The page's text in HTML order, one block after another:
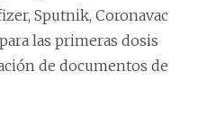
Sputnik, Coronavac
las primeras dosis
de documentos de